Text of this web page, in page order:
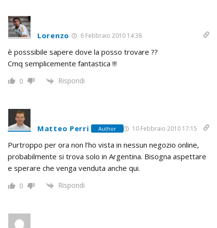
Lorenzo 6 Febbraio 2010 14:38
è posssibile sapere dove la posso trovare ??
Cmq semplicemente fantastica !!!
0 Rispondi
Matteo Perri Author 10 Febbraio 2010 17:15
Purtroppo per ora non l’ho vista in nessun negozio online,
probabilmente si trova solo in Argentina. Bisogna aspettare
e sperare che venga venduta anche qui.
0 Rispondi